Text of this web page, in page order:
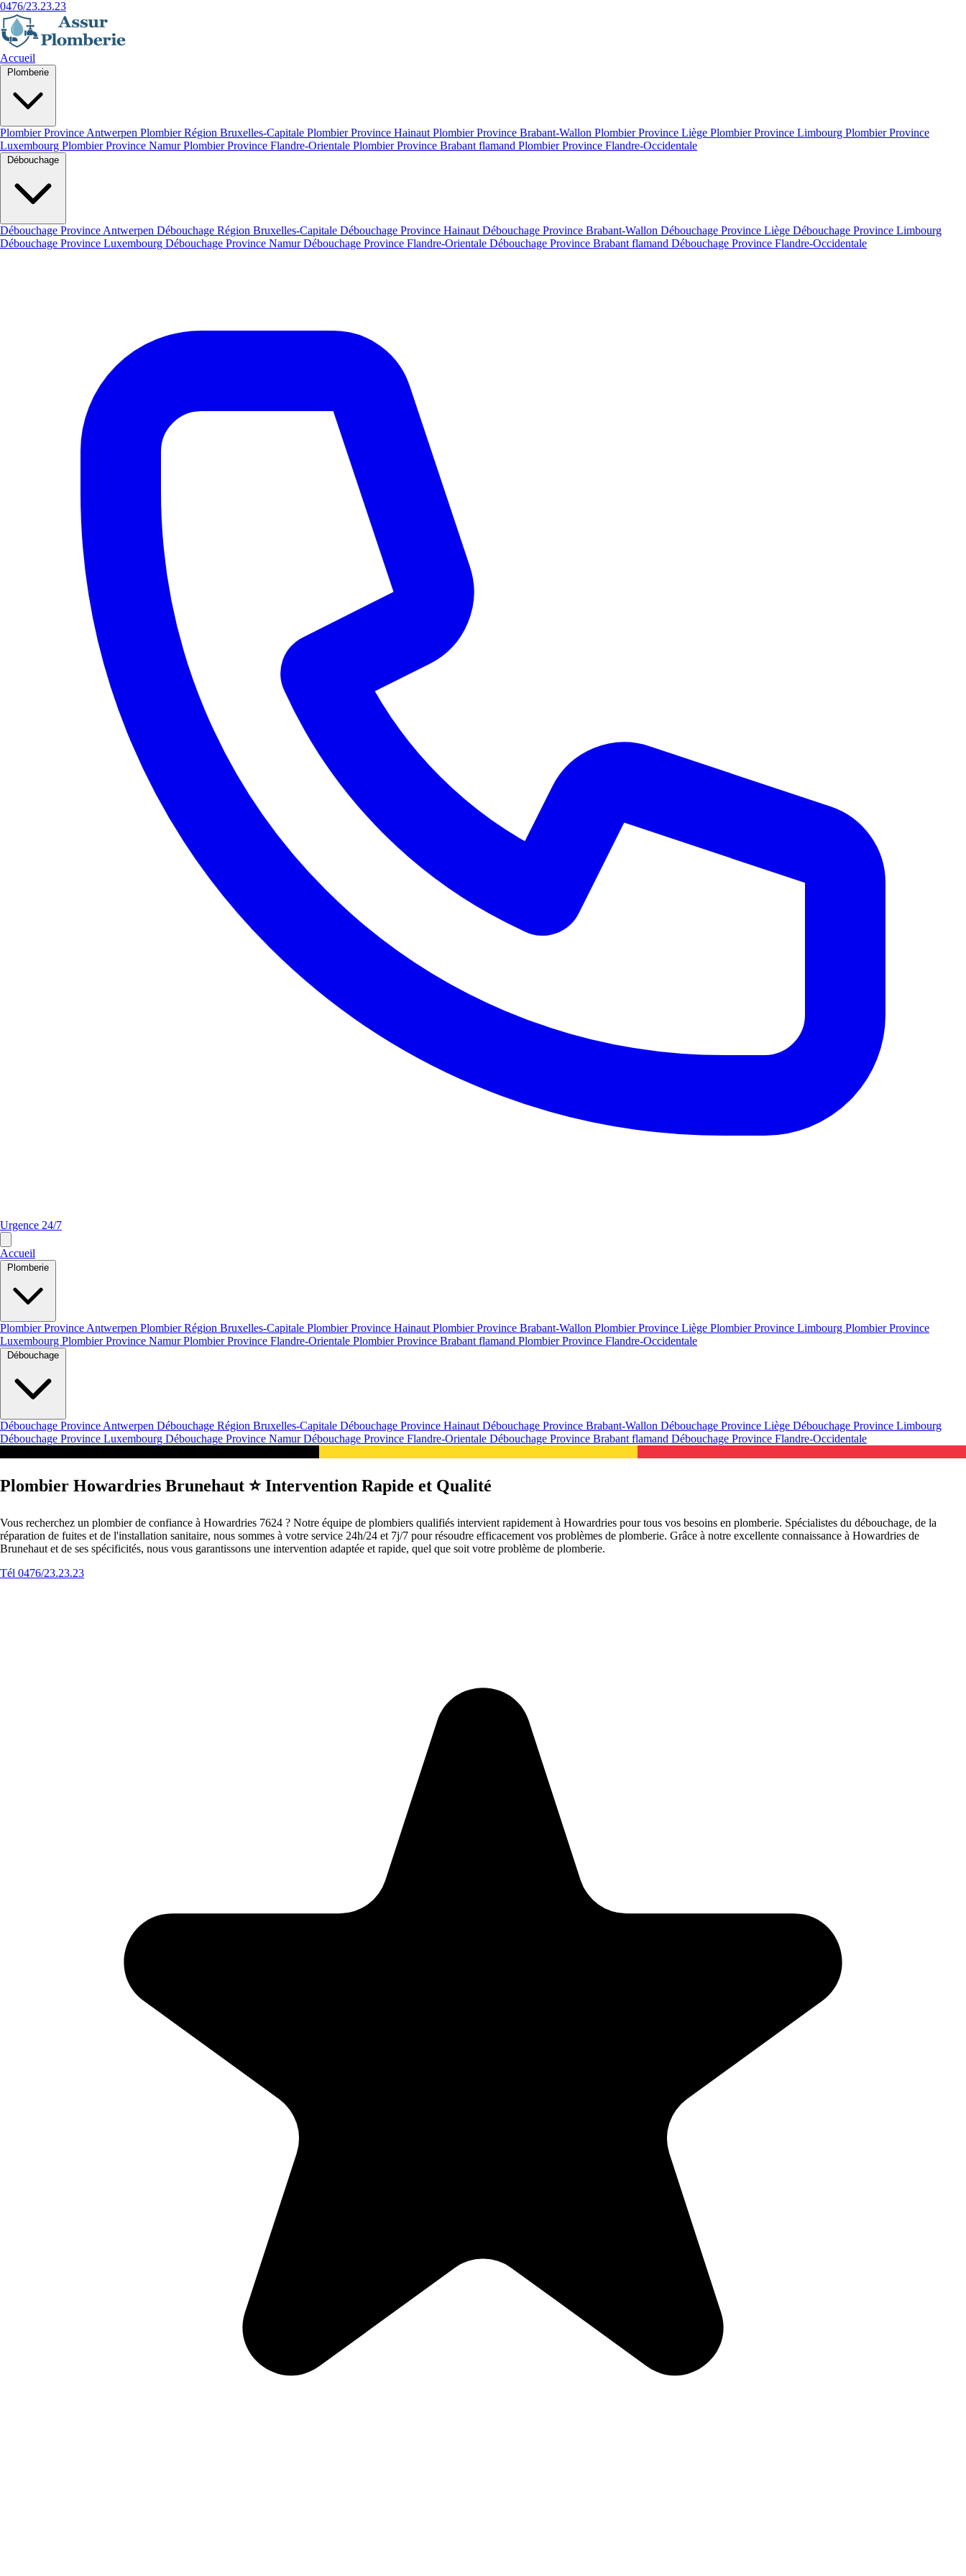
0476/23.23.23
Accueil
Plombier Province Antwerpen Plombier Région Bruxelles-Capitale Plombier Province Hainaut Plombier Province Brabant-Wallon Plombier Province Liège Plombier Province Limbourg Plombier Province
Luxembourg Plombier Province NamurPlombier Province Flandre-Orientale Plombier Province Brabant flamand Plombier Province Flandre-Occidentale
Débouchage Province Antwerpen Débouchage Région Bruxelles-Capitale Débouchage Province Hainaut Débouchage Province Brabant-Wallon Débouchage Province Liège Débouchage Province Limbourg
Débouchage Province Luxembourg Débouchage Province NamurDébouchage Province Flandre-Orientale Débouchage Province Brabant flamand Débouchage Province Flandre-Occidentale
Urgence 24/7
Accueil
Plombier Province Antwerpen Plombier Région Bruxelles-Capitale Plombier Province Hainaut Plombier Province Brabant-Wallon Plombier Province Liège Plombier Province Limbourg Plombier Province
Luxembourg Plombier Province NamurPlombier Province Flandre-Orientale Plombier Province Brabant flamand Plombier Province Flandre-Occidentale
Débouchage Province Antwerpen Débouchage Région Bruxelles-Capitale Débouchage Province Hainaut Débouchage Province Brabant-Wallon Débouchage Province Liège Débouchage Province Limbourg
Débouchage Province Luxembourg Débouchage Province NamurDébouchage Province Flandre-Orientale Débouchage Province Brabant flamand Débouchage Province Flandre-Occidentale
Plombier Howardries Brunehaut ⭐️ Intervention Rapide et Qualité
Vous recherchez un plombier de confiance à Howardries 7624 ? Notre équipe de plombiers qualifiés intervient rapidement à Howardries pour tous vos besoins en plomberie. Spécialistes du débouchage, de la
réparation de fuites et de l'installation sanitaire, nous sommes à votre service 24h/24 et 7j/7 pour résoudre efficacement vos problèmes de plomberie. Grâce à notre excellente connaissance à Howardries de
Brunehaut et de ses spécificités, nous vous garantissons une intervention adaptée et rapide, quel que soit votre problème de plomberie.
Tél 0476/23.23.23